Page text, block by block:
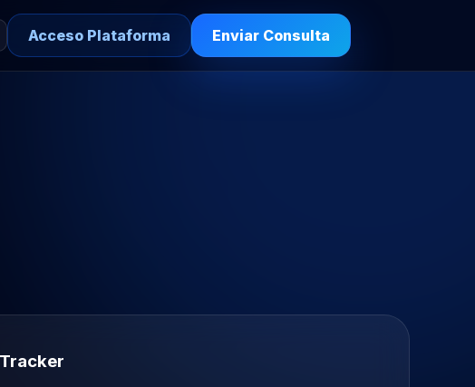
Acceso Plataforma Enviar Consulta